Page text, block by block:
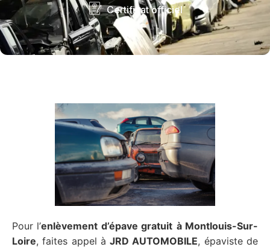
Certificat officiel
Pour l’enlèvement d’épave gratuit à Montlouis-Sur-
Loire, faites appel àJRD AUTOMOBILE, épaviste de